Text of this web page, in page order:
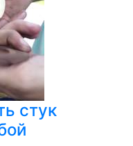
стук